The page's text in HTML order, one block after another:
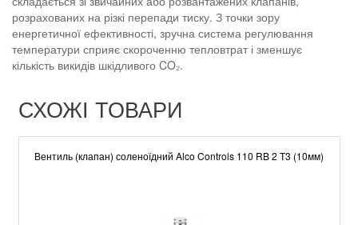
розрахованих на різкі перепади тиску. З точки зору
енергетичної ефективності, зручна система регулювання
температури сприяє скороченню тепловтрат і зменшує
кількість викидів шкідливого CO₂.
СХОЖІ ТОВАРИ
Вентиль (клапан) соленоїдний Alco Controls 110 RB 2 T3 (10мм)